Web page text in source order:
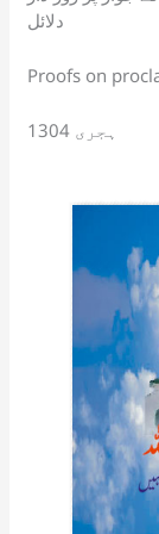
دلائل
Proofs on
1304 ہجری